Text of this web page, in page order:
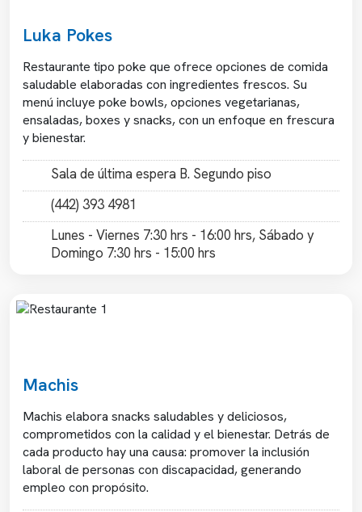
Luka Pokes
Restaurante tipo poke que ofrece opciones de comida
saludable elaboradas con ingredientes frescos. Su
menú incluye poke bowls, opciones vegetarianas,
ensaladas, boxes y snacks, con un enfoque en frescura
y bienestar.
Sala de última espera B. Segundo piso
(442) 393 4981
Lunes - Viernes 7:30 hrs - 16:00 hrs, Sábado y
Domingo 7:30 hrs - 15:00 hrs
Previous
Machis
Machis elabora snacks saludables y deliciosos,
comprometidos con la calidad y el bienestar. Detrás de
cada producto hay una causa: promover la inclusión
laboral de personas con discapacidad, generando
empleo con propósito.